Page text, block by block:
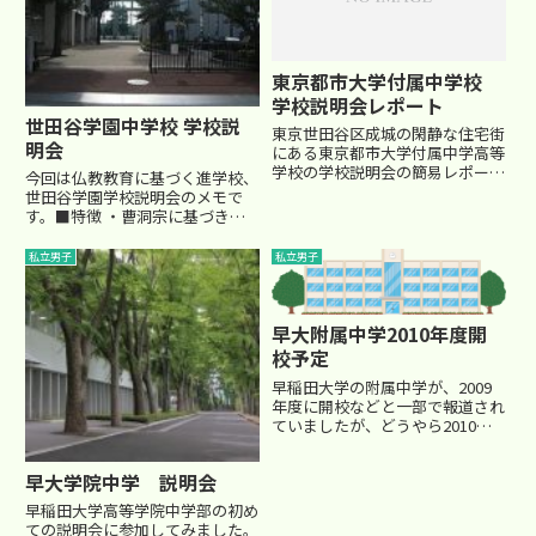
世田谷学園中学校 学校説
明会
今回は仏教教育に基づく進学校、
世田谷学園学校説明会のメモで
す。■特徴 ・曹洞宗に基づき、
いる学校 ・挨拶、校門前の一礼
などは指導しているが、信仰を強
要することはない。 ・毎週末の
早朝座禅会は毎回満席。生徒たち
は...
東京都市大学付属中学校
学校説明会レポート
東京世田谷区成城の閑静な住宅街
にある東京都市大学付属中学高等
学校の学校説明会の簡易レポート
いう名称でした。 名前の通り東
京都市大学付属ですが、最初か
ら...
私立男子
早大学院中学 説明会
早稲田大学高等学院中学部の初め
ての説明会に参加してみました。
私立男子
早大附属中学2010年度開
校予定
早稲田大学の附属中学が、2009
年度に開校などと一部で報道され
ていましたが、どうやら2010年